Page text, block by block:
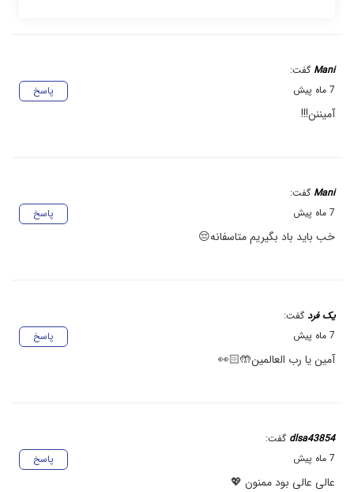
Mani گفت:
پاسخ
7 ماه پیش
آمیننن!!!
Mani گفت:
پاسخ
7 ماه پیش
خب باید باد بگیریم متاسفانه😔
یک فرد گفت:
پاسخ
7 ماه پیش
آمین یا رب العالمین🤲🏻👀
dlsa43854 گفت:
پاسخ
7 ماه پیش
عالی عالی بود ممنون 💖